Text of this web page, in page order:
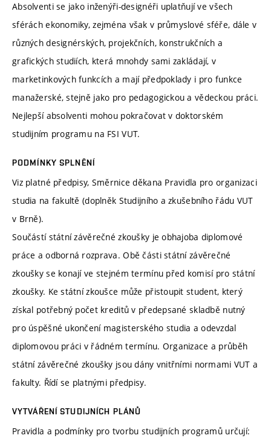
Absolventi se jako inženýři-designéři uplatňují ve všech
sférách ekonomiky, zejména však v průmyslové sféře, dále v
různých designérských, projekčních, konstrukčních a
grafických studiích, která mnohdy sami zakládají, v
marketinkových funkcích a mají předpoklady i pro funkce
manažerské, stejně jako pro pedagogickou a vědeckou práci.
Nejlepší absolventi mohou pokračovat v doktorském
studijním programu na FSI VUT.
PODMÍNKY SPLNĚNÍ
Viz platné předpisy, Směrnice děkana Pravidla pro organizaci
studia na fakultě (doplněk Studijního a zkušebního řádu VUT
v Brně).
Součástí státní závěrečné zkoušky je obhajoba diplomové
práce a odborná rozprava. Obě části státní závěrečné
zkoušky se konají ve stejném termínu před komisí pro státní
zkoušky. Ke státní zkoušce může přistoupit student, který
získal potřebný počet kreditů v předepsané skladbě nutný
pro úspěšné ukončení magisterského studia a odevzdal
diplomovou práci v řádném termínu. Organizace a průběh
státní závěrečné zkoušky jsou dány vnitřními normami VUT a
fakulty. Řídí se platnými předpisy.
VYTVÁŘENÍ STUDIJNÍCH PLÁNŮ
Pravidla a podmínky pro tvorbu studijních programů určují: